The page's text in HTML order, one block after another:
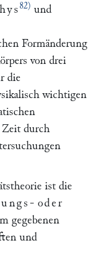
82) und
Formänderung
von drei
die
wichtigen
Zeit durch
ist die
- oder
gegebenen
und